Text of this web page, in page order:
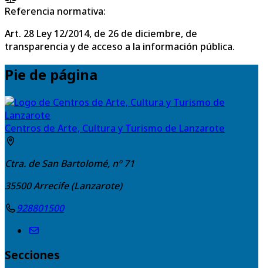
Referencia normativa:
Art. 28 Ley 12/2014, de 26 de diciembre, de
transparencia y de acceso a la información pública.
Pie de página
Centros de Arte, Cultura y Turismo de Lanzarote
Ctra. de San Bartolomé, nº 71
35500Arrecife (Lanzarote)
928801500
Secciones